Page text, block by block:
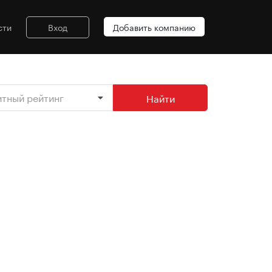
Вход Добавить компанию
рейтинг Найти